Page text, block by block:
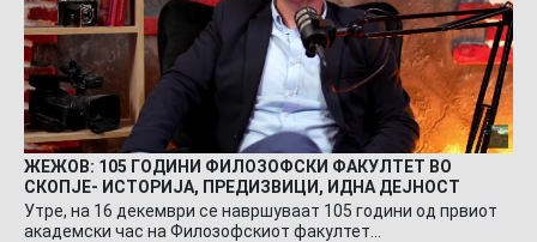
ЖЕЖОВ: 105 ГОДИНИ ФИЛОЗОФСКИ ФАКУЛТЕТ ВО
СКОПЈЕ- ИСТОРИЈА, ПРЕДИЗВИЦИ, ИДНА ДЕЈНОСТ
Утре, на 16 декември се навршуваат 105 години од првиот
академски час на Филозофскиот факултет…